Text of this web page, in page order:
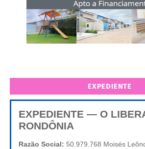
EXPEDIENTE
EXPEDIENTE — O
RONDÔNIA
Razão Social: 50.979.768 Moisés